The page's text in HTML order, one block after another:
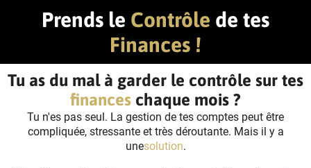
Prends le Contrôle de tes
Finances !
Tu as du mal à garder le contrôle sur tes
finances chaque mois ?
Tu n'es pas seul. La gestion de tes comptes peut être
compliquée, stressante et très déroutante. Mais il y a
unesolution.